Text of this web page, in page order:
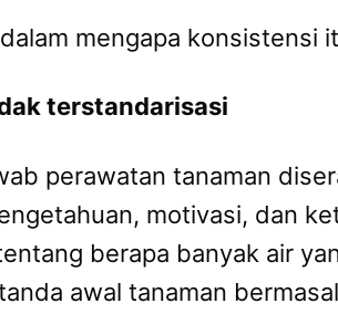
mengapa
terstandarisasi
perawatan tanaman
motivasi, dan
berapa banyak air
awal tanaman